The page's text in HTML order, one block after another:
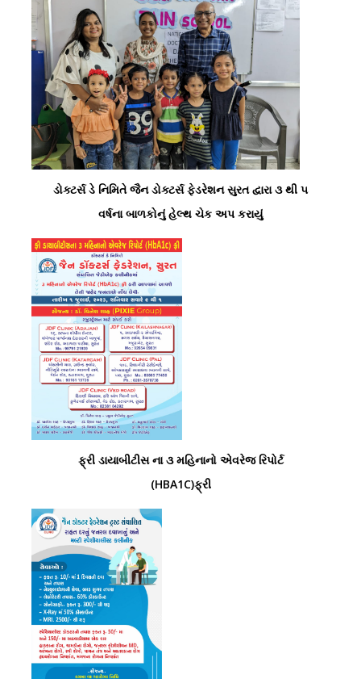
ડોક્ટર્સ ડે નિમિતે જૈન ડોક્ટર્સ ફેડરેશન સુરત દ્વારા ૩ થી ૫
વર્ષના બાળકોનું હેલ્થ ચેક અપ કરાયું
ફ્રી ડાયાબીટીસ ના ૩ મહિનાનો એવરેજ રિપોર્ટ
(HBA1C)ફ્રી